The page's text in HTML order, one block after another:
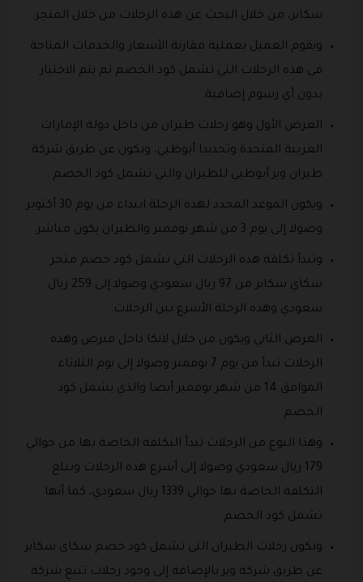
سكانر، من خلال البحث عن هذه الرحلات من خلال المتجر.
ويقوم العميل بعملية مقارنة الأسعار والخدمات المتاحة
في هذه الرحلات التي تشمل كود الخصم ثم يتم الاختيار
بدون أي رسوم إضافية.
العرض الأول وهو رحلات طيران من داخل دولة الإمارات
العربية المتحدة وتحديدا أبوظبي، وبكون عن طريق شركة
طيران ويز أبوظبي للطيران والتي تشمل كود الخصم .
ويكون الموعد المحدد لهذه الرحلة ابتداء من يوم 30 أكتوبر
وصولا إلى يوم 3 من شهر نوفمبر والطيران يكون مباشر.
وتبدأ تكلفة هذه الرحلات التي تشمل كود خصم متجر
سكاي سكانر من 97 ريال سعودي وصولا إلى 259 ريال
سعودي وهذه الرحلة الأسرع بين الرحلات.
العرض الثاني ويكون من خلال لانكا داخل قبرص وهذه
الرحلات تبدأ من يوم 7 نوفمبر وصولا إلى يوم الثلاثاء
الموافق 14 من شهر نوفمبر أيضا والذي يشمل كود
الخصم .
وهذا النوع من الرحلات تبدأ التكلفة الخاصة بها من حوالي
179 ريال سعودي وصولا إلى أسرع هذه الرحلات وتبلغ
التكلفة الخاصة بها حوالي 1339 ريال سعودي، كما أنها
تشمل كود الخصم .
وتكون رحلات الطيران التي تشمل كود خصم سكاي سكانر
عن طريق شركة ويز بالإضافة إلى وجود رحلات تتبع شركة